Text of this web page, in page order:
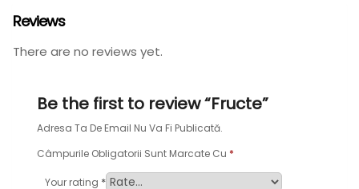
Reviews
There are no reviews yet.
Be the first to review “Fructe”
Adresa Ta De Email Nu Va Fi Publicată.
Câmpurile Obligatorii Sunt Marcate Cu *
Your rating *